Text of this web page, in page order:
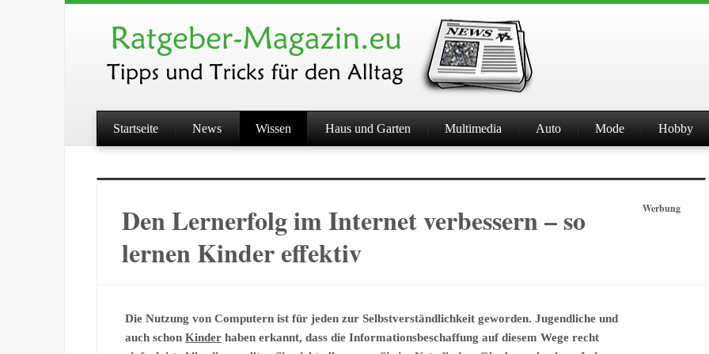
Startseite News Wissen Haus und Garten Multimedia Auto Mode Hobby
Den Lernerfolg im Internet verbessern – so
lernen Kinder effektiv
Werbung
Die Nutzung von Computern ist für jeden zur Selbstverständlichkeit geworden. Jugendliche und
auch schon Kinder haben erkannt, dass die Informationsbeschaffung auf diesem Wege recht